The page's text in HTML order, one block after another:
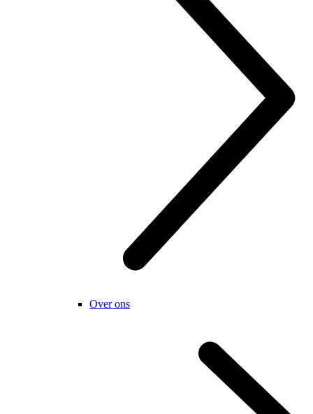
Over ons